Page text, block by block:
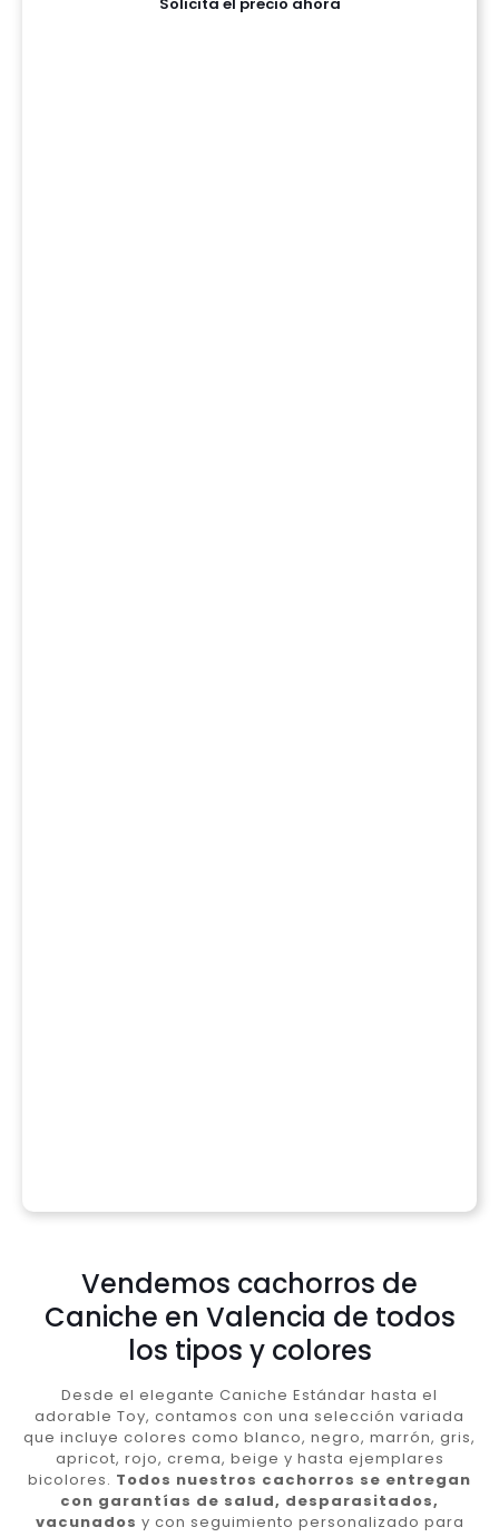
Vendemos cachorros de
Caniche en Valencia de todos
los tipos y colores
Desde el elegante Caniche Estándar hasta el
adorable Toy, contamos con una selección variada
que incluye colores como blanco, negro, marrón, gris,
apricot, rojo, crema, beige y hasta ejemplares
bicolores. Todos nuestros cachorros se entregan
con garantías de salud, desparasitados,
vacunados y con seguimiento personalizado para